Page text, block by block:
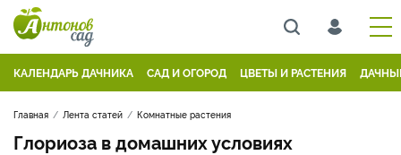
КАЛЕНДАРЬ ДАЧНИКА САД И ОГОРОД ЦВЕТЫ И РАСТЕНИЯ
Главная Лента статей Комнатные растения
Глориоза в домашних условиях